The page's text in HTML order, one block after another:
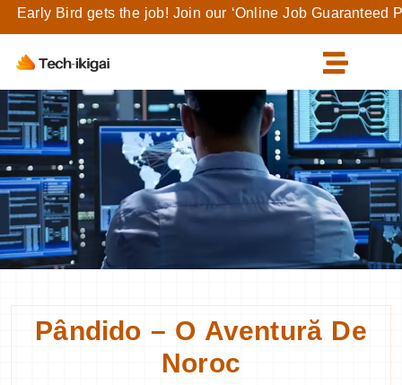
Bird gets the job! Join our ‘Online Job Guaranteed
Pândido – O Aventură De
Noroc